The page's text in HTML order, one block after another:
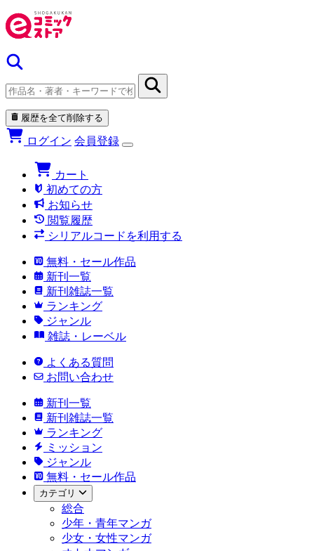
履歴を全て削除する
ログイン 会員登録
カート
初めての方
お知らせ
閲覧履歴
シリアルコードを利用する
無料・セール作品
新刊一覧
新刊雑誌一覧
ランキング
ジャンル
雑誌・レーベル
よくある質問
お問い合わせ
新刊一覧
新刊雑誌一覧
ランキング
ミッション
ジャンル
無料・セール作品
カテゴリ
総合
少年・青年マンガ
少女・女性マンガ